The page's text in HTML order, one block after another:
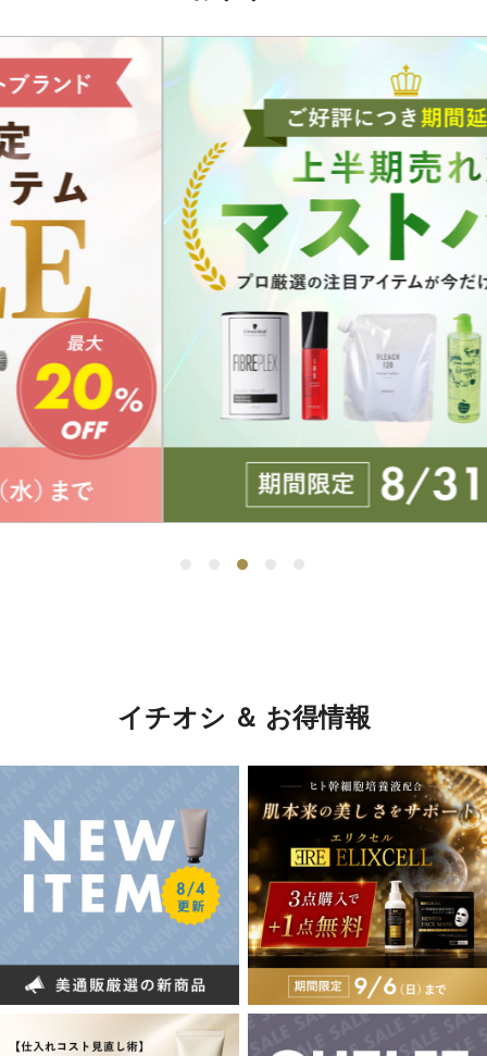
イチオシ ＆ お得情報